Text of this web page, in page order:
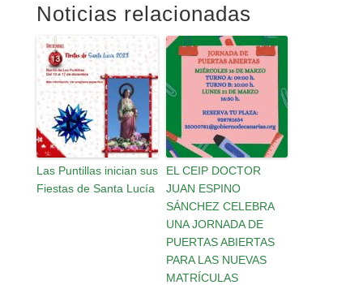
Noticias relacionadas
Las Puntillas inician sus
Fiestas de Santa Lucía
EL CEIP DOCTOR
JUAN ESPINO
SÁNCHEZ CELEBRA
UNA JORNADA DE
PUERTAS ABIERTAS
PARA LAS NUEVAS
MATRÍCULAS